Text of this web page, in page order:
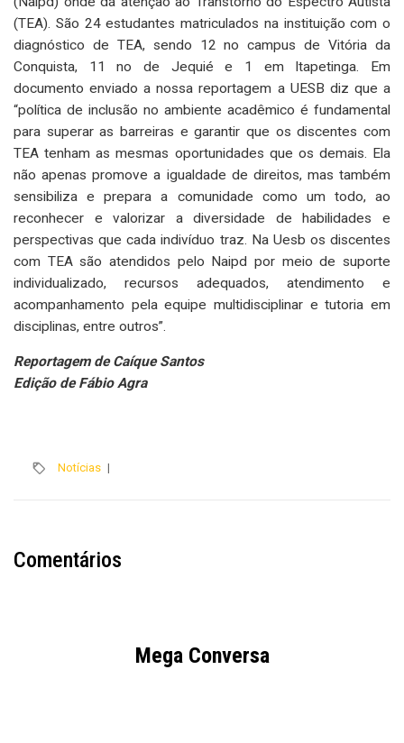
(TEA). São 24 estudantes matriculados na instituição com o
diagnóstico de TEA, sendo 12 no campus de Vitória da
Conquista, 11 no de Jequié e 1 em Itapetinga. Em
documento enviado a nossa reportagem a UESB diz que a
“política de inclusão no ambiente acadêmico é fundamental
para superar as barreiras e garantir que os discentes com
TEA tenham as mesmas oportunidades que os demais. Ela
não apenas promove a igualdade de direitos, mas também
sensibiliza e prepara a comunidade como um todo, ao
reconhecer e valorizar a diversidade de habilidades e
perspectivas que cada indivíduo traz. Na Uesb os discentes
com TEA são atendidos pelo Naipd por meio de suporte
individualizado, recursos adequados, atendimento e
acompanhamento pela equipe multidisciplinar e tutoria em
disciplinas, entre outros”.
Reportagem de Caíque Santos
Edição de Fábio Agra
Notícias |
Comentários
Mega Conversa